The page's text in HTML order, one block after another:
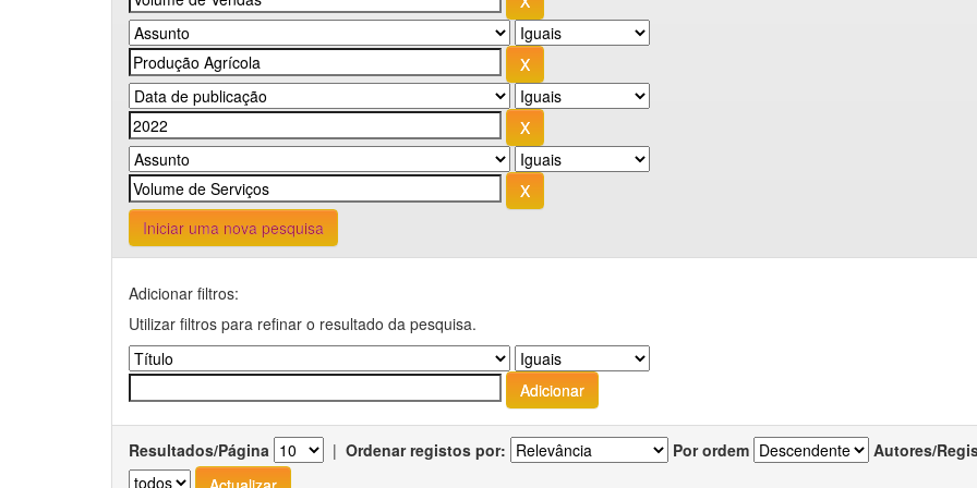
Iniciar uma nova pesquisa
Adicionar filtros:
Utilizar filtros para refinar o resultado da pesquisa.
Resultados/Página | Ordenar registos por: Por ordem Autores/